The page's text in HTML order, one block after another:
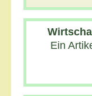
Ein